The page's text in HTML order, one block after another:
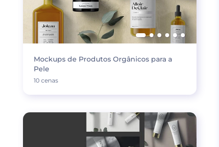
Mockups de Produtos Orgânicos para a
Pele
10 cenas